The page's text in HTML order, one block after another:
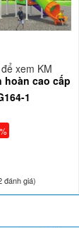
xem KM
cao cấp
1
đánh giá)